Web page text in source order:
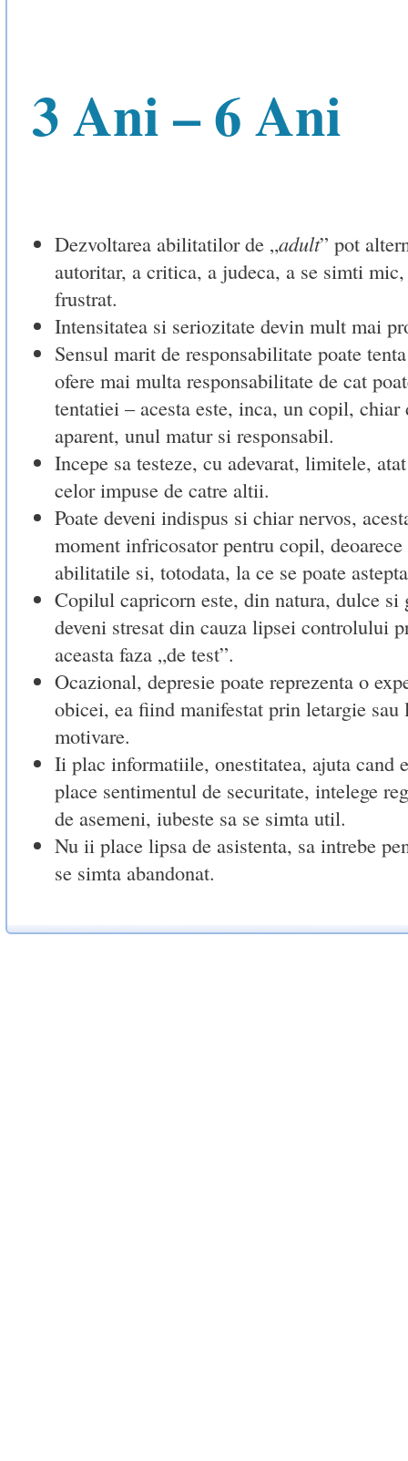
3 Ani – 6 Ani
Dezvoltarea abilitatilor de „adult” pot
autoritar, a critica, a judeca, a se simti
frustrat.
Intensitatea si seriozitate devin mult mai
Sensul marit de responsabilitate poate
ofere mai multa responsabilitate de cat
tentatiei – acesta este, inca, un copil, chiar
aparent, unul matur si responsabil.
Incepe sa testeze, cu adevarat, limitele,
celor impuse de catre altii.
Poate deveni indispus si chiar nervos,
moment infricosator pentru copil,
abilitatile si, totodata, la ce se poate
Copilul capricorn este, din natura, dulce si
deveni stresat din cauza lipsei controlului
aceasta faza „de test”.
Ocazional, depresie poate reprezenta o
obicei, ea fiind manifestat prin letargie sau
motivare.
Ii plac informatiile, onestitatea, ajuta cand
place sentimentul de securitate, intelege
de asemeni, iubeste sa se simta util.
Nu ii place lipsa de asistenta, sa intrebe
se simta abandonat.